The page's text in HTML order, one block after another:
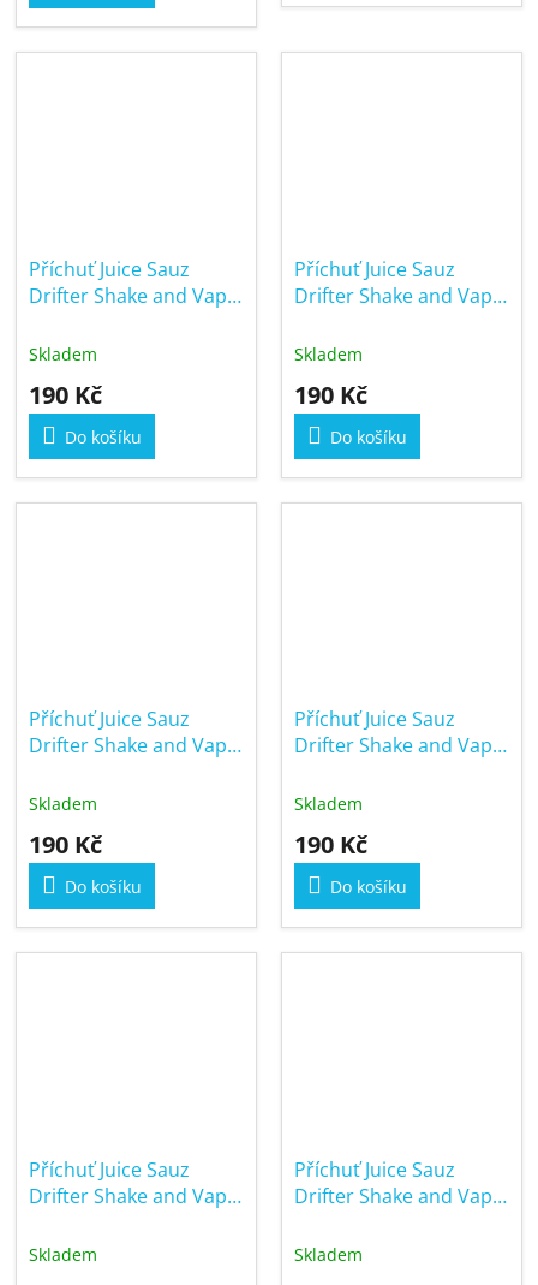
Příchuť Juice Sauz
Drifter Shake and Vape
Raspberry
Skladem
190 Kč
Do košíku
Příchuť Juice Sauz
Drifter Shake and Vape
Skladem
190 Kč
Do košíku
Příchuť Juice Sauz
Drifter Shake and Vape
Menthol
Skladem
190 Kč
Do košíku
Příchuť Juice Sauz
Drifter Shake and Vape
Skladem
190 Kč
Do košíku
Příchuť Juice Sauz
Drifter Shake and Vape
Skladem
Příchuť Juice Sauz
Drifter Shake and Vape
Lemon
Skladem